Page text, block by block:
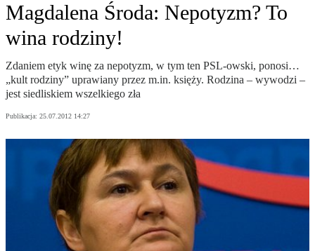
Magdalena Środa: Nepotyzm? To
wina rodziny!
Zdaniem etyk winę za nepotyzm, w tym ten PSL-owski, ponosi…
„kult rodziny” uprawiany przez m.in. księży. Rodzina – wywodzi –
jest siedliskiem wszelkiego zła
Publikacja: 25.07.2012 14:27